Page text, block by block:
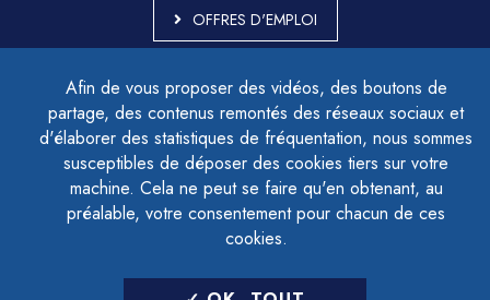
Afin de vous proposer des vidéos, des boutons de
partage, des contenus remontés des réseaux sociaux et
d'élaborer des statistiques de fréquentation, nous sommes
susceptibles de déposer des cookies tiers sur votre
machine. Cela ne peut se faire qu'en obtenant, au
préalable, votre consentement pour chacun de ces
cookies.
OFFRES D'EMPLOI
ACCESSIBILITÉ - PARTIELLEMENT CONFORME
PLAN DU SITE
MENTIONS LÉGALES
CONTACTER LE DÉLÉGUÉ À LA PROTECTION DES DONNÉES
GESTION DES COOKIES
LETTRE D'INFORMATION